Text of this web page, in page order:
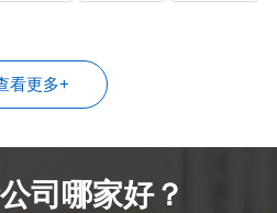
看更多+
司哪家好？